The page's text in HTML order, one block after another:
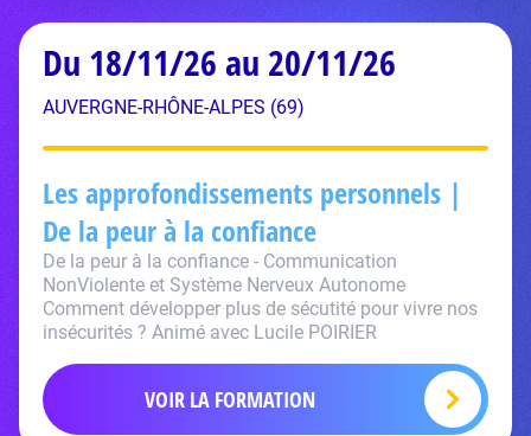
Du 18/11/26 au 20/11/26
AUVERGNE-RHÔNE-ALPES (69)
Les approfondissements personnels |
De la peur à la confiance
De la peur à la confiance - Communication
NonViolente et Système Nerveux Autonome
Comment développer plus de sécutité pour vivre nos
insécurités ? Animé avec Lucile POIRIER
VOIR LA FORMATION